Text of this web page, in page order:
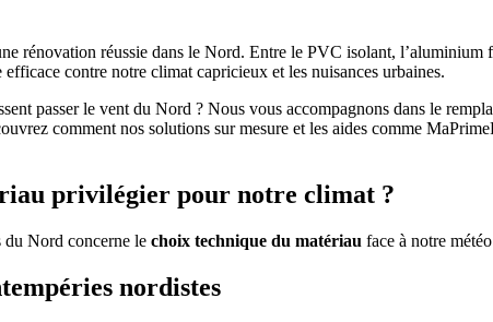
rénovation réussie dans le Nord. Entre le PVC isolant,
contre notre climat capricieux et les nuisances urbaines.
passer le vent du Nord ? Nous vous accompagnons dans le
comment nos solutions sur mesure et les aides comme
privilégier pour notre climat ?
du Nord concerne le choix technique du matériau face à notre
nordistes